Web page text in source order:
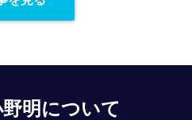
明について